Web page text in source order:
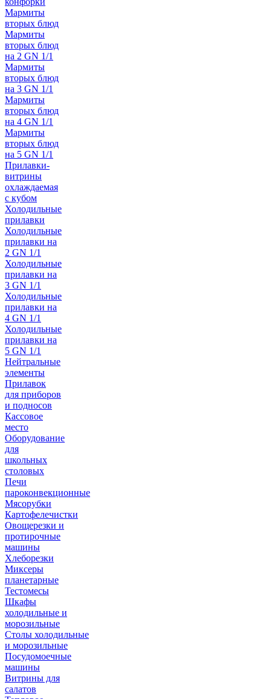
Мармиты
вторых блюд
Мармиты
вторых блюд
на 2 GN 1/1
Мармиты
вторых блюд
на 3 GN 1/1
Мармиты
вторых блюд
на 4 GN 1/1
Мармиты
вторых блюд
на 5 GN 1/1
Прилавки-
витрины
охлаждаемая
с кубом
Холодильные
прилавки
Холодильные
прилавки на
2 GN 1/1
Холодильные
прилавки на
3 GN 1/1
Холодильные
прилавки на
4 GN 1/1
Холодильные
прилавки на
5 GN 1/1
Нейтральные
элементы
Прилавок
для приборов
и подносов
Кассовое
место
Оборудование
для
школьных
столовых
Печи
пароконвекционные
Мясорубки
Картофелечистки
Овощерезки и
протирочные
машины
Хлеборезки
Миксеры
планетарные
Тестомесы
Шкафы
холодильные и
морозильные
Столы холодильные
и морозильные
Посудомоечные
машины
Витрины для
салатов